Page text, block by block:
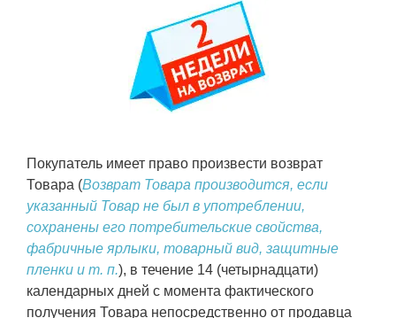
Покупатель имеет право произвести возврат
Товара (Возврат Товара производится, если
указанный Товар не был в употреблении,
сохранены его потребительские свойства,
фабричные ярлыки, товарный вид, защитные
пленки и т. п.), в течение 14 (четырнадцати)
календарных дней с момента фактического
получения Товара непосредственно от продавца